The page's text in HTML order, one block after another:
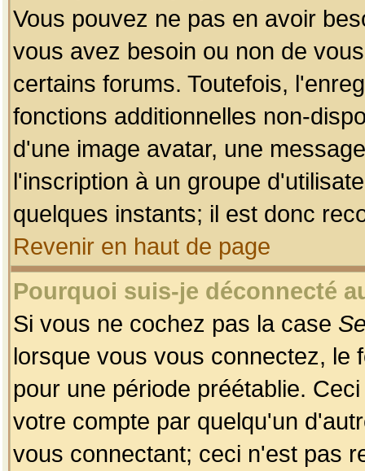
Vous pouvez ne pas en avoir
vous avez besoin ou non de
certains forums. Toutefois,
fonctions additionnelles non-
d'une image avatar, une
l'inscription à un groupe
quelques instants; il est donc
Revenir en haut de page
Pourquoi suis-je déconnecté
Si vous ne cochez pas la case
lorsque vous vous connectez, le
pour une période préétablie.
votre compte par quelqu'un
vous connectant; ceci n'est pas